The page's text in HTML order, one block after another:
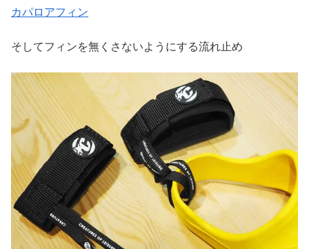
カパロアフィン
そしてフィンを無くさないようにする流れ止め